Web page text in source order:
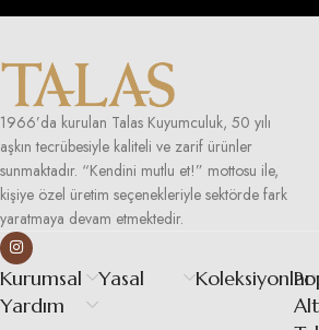
1966’da kurulan Talas Kuyumculuk, 50 yılı
aşkın tecrübesiyle kaliteli ve zarif ürünler
sunmaktadır. “Kendini mutlu et!” mottosu ile,
kişiye özel üretim seçenekleriyle sektörde fark
yaratmaya devam etmektedir.
Kurumsal
Yardım
Yasal Koleksiyonlar